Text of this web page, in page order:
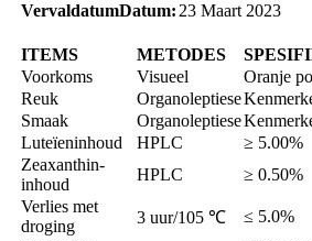
VervaldatumDatum: 23 Maart 2023
ITEMS METODES
Voorkoms
Visueel Oranje
Reuk
Organoleptiese
Smaak
Organoleptiese
Luteïeninhoud
HPLC ≥ 5.00%
Zeaxanthin-
inhoud
HPLC ≥ 0.50%
Verlies met
droging
3 uur/105 ℃ ≤ 5.0%